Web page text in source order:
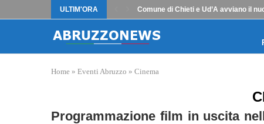
ULTIM'ORA Comune di Chieti e Ud’A avviano il
Home » Eventi Abruzzo » Cinema
Programmazione film in uscita